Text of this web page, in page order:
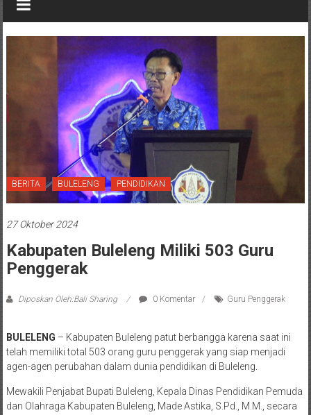
BERITA BULELENG PENDIDIKAN
27 Oktober 2024
Kabupaten Buleleng Miliki 503 Guru
Penggerak
Diposkan Oleh:Bali Sharing 0 Komentar Guru Penggerak
BULELENG – Kabupaten Buleleng patut berbangga karena saat ini
telah memiliki total 503 orang guru penggerak yang siap menjadi
agen-agen perubahan dalam dunia pendidikan di Buleleng.
Mewakili Penjabat Bupati Buleleng, Kepala Dinas Pendidikan Pemuda
dan Olahraga Kabupaten Buleleng, Made Astika, S.Pd., M.M., secara